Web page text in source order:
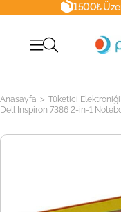
1500₺
Anasayfa > Tüketici
Dell Inspiron 7386 2-in-1